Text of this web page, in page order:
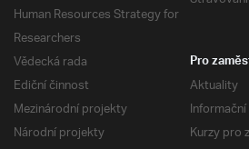
Human Resources Strategy for
Researchers
Vědecká rada
Ediční činnost
Mezinárodní projekty
Národní projekty
Pro
Aktuality
Kurzy pro